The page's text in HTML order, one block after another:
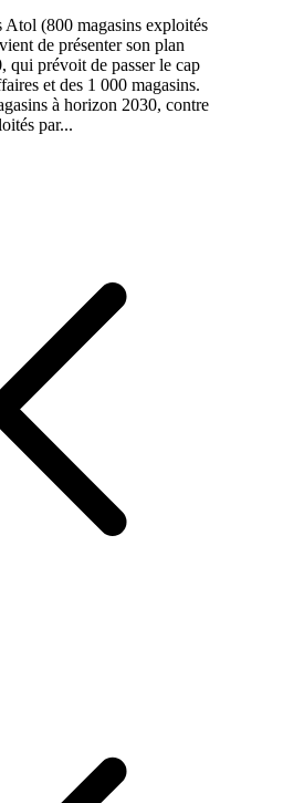
Atol (800 magasins exploités
de présenter son plan
qui prévoit de passer le cap
et des 1 000 magasins.
à horizon 2030, contre
par...